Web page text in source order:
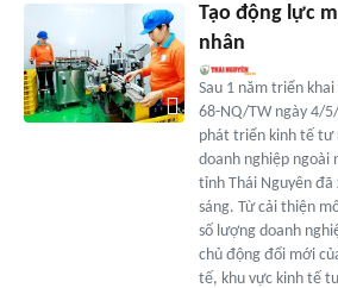
Tạo động lực
nhân
Sau 1 năm triển
68-NQ/TW ngày 4/
phát triển kinh tế tư
doanh nghiệp ngoài
tỉnh Thái Nguyên
sáng. Từ cải thiện
số lượng doanh
chủ động đổi mới
tế, khu vực kinh tế